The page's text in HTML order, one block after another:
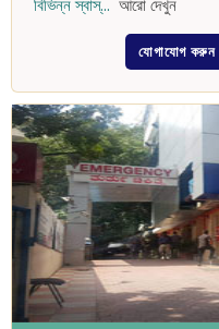
বিভিন্ন স্বাস্... আরো দেখুন
যোগাযোগ করুন